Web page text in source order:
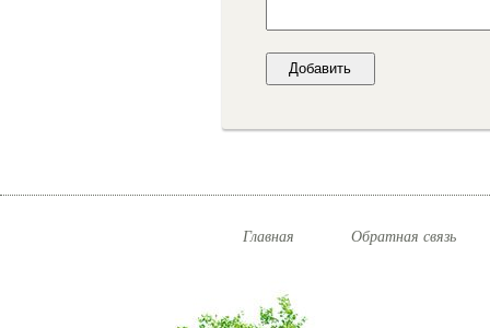
Главная Обратная связь